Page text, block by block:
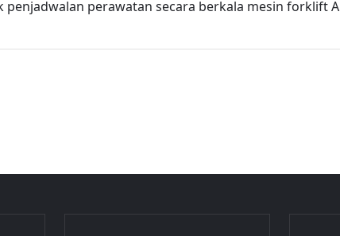
perawatan secara berkala mesin forklift